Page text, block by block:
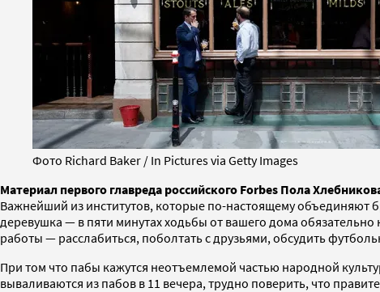
Фото Richard Baker / In Pictures via Getty Images
Материал первого главреда российского Forbes Пола
Важнейший из институтов, которые по-настоящему объединяют
деревушка — в пяти минутах ходьбы от вашего дома
работы — расслабиться, поболтать с друзьями, обсудить
При том что пабы кажутся неотъемлемой частью народной
вываливаются из пабов в 11 вечера, трудно поверить, что